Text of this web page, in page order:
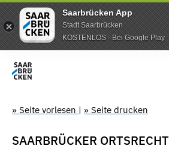
Saarbrücken App
Stadt Saarbrücken
KOSTENLOS - Bei Google Play
» Seite vorlesen | » Seite drucken
SAARBRÜCKER ORTSRECHT